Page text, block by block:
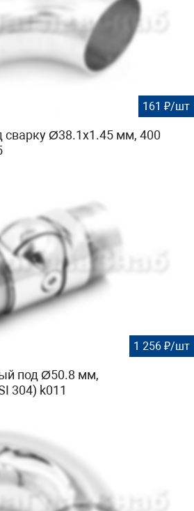
161 ₽/шт
сварку Ø38.1х1.45 мм, 400
1 256 ₽/шт
под Ø50.8 мм,
304) k011